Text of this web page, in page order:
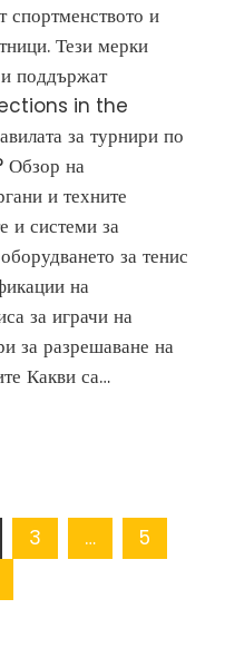
спортменството и
Тези мерки
поддържат
in the
за турнири по
Обзор на
и техните
и системи за
за тенис
на
за играчи на
за разрешаване на
Какви са…
3 …
5